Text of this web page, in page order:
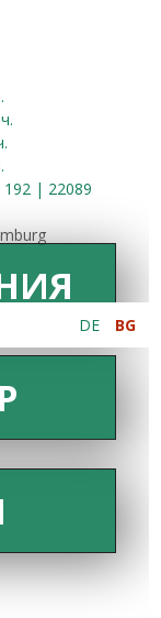
192 | 22089
DE BG